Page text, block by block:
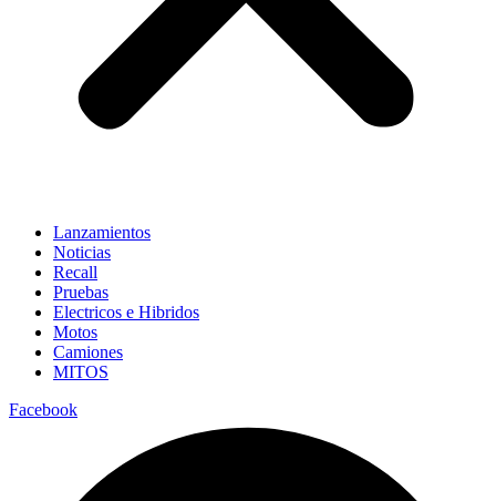
Lanzamientos
Noticias
Recall
Pruebas
Electricos e Hibridos
Motos
Camiones
MITOS
Facebook